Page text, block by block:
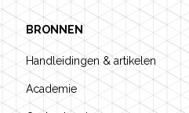
BRONNEN
Handleidingen & artikelen
Academie